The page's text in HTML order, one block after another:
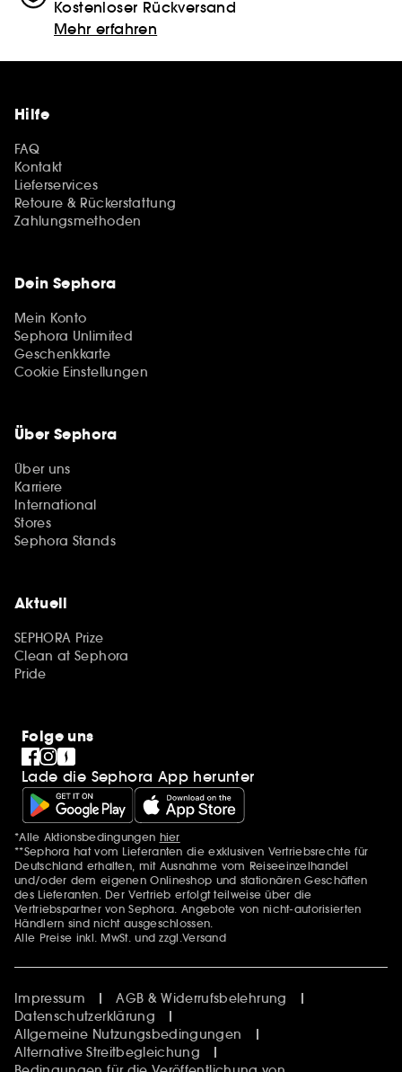
Kostenloser Rückversand
Mehr erfahren
Hilfe
FAQ
Kontakt
Lieferservices
Retoure & Rückerstattung
Zahlungsmethoden
Dein Sephora
Mein Konto
Sephora Unlimited
Geschenkkarte
Cookie Einstellungen
Über Sephora
Über uns
Karriere
International
Stores
Sephora Stands
Aktuell
SEPHORA Prize
Clean at Sephora
Pride
Folge uns
Lade die Sephora App herunter
Zusätzlich Erwähnungen
*Alle Aktionsbedingungen hier
**Sephora hat vom Lieferanten die exklusiven Vertriebsrechte für
Deutschland erhalten, mit Ausnahme vom Reiseeinzelhandel
und/oder dem eigenen Onlineshop und stationären Geschäften
des Lieferanten. Der Vertrieb erfolgt teilweise über die
Vertriebspartner von Sephora. Angebote von nicht-autorisierten
Händlern sind nicht ausgeschlossen.
Alle Preise inkl. MwSt. und zzgl.Versand
Impressum
AGB & Widerrufsbelehrung
Datenschutzerklärung
Allgemeine Nutzungsbedingungen
Alternative Streitbegleichung